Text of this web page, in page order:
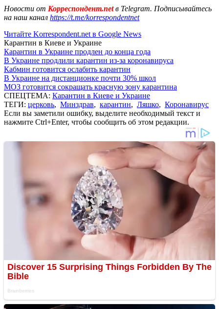
Новости от Корреспондент.netв Telegram. Подписывайтесь
на наш канал https://t.me/korrespondentnet
Читайте Korrespondent.net в Google News
Карантин в Киеве и Украине
Карантин в Украине продлен до конца года
В Украине продлили карантин из-за коронавируса
Кабмин готовится ослабить карантин
В Украине на дистанционке почти 30% школ
МОЗ готовится сокращать красную зону карантина
СПЕЦТЕМА: Карантин в Киеве и Украине
ТЕГИ: церковь, Минздрав, карантин, Ляшко, Коронавирус
Если вы заметили ошибку, выделите необходимый текст и
нажмите Ctrl+Enter, чтобы сообщить об этом редакции.